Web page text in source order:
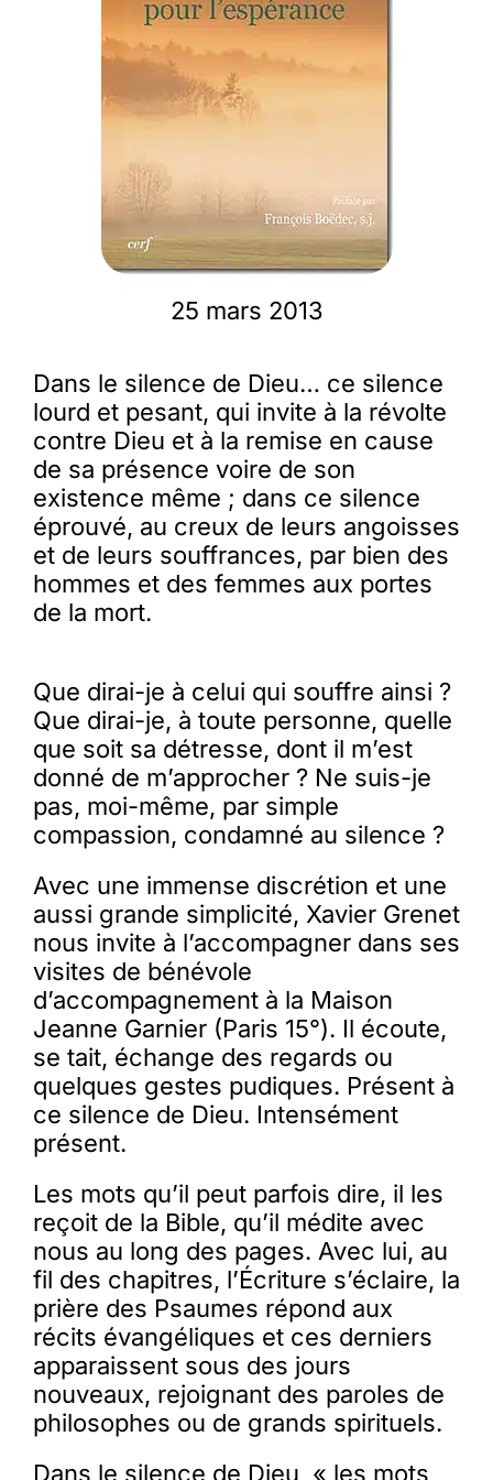
Membres
Nous soutenir
25 mars 2013
Dans le silence de Dieu… ce silence
lourd et pesant, qui invite à la révolte
contre Dieu et à la remise en cause
de sa présence voire de son
existence même ; dans ce silence
éprouvé, au creux de leurs angoisses
et de leurs souffrances, par bien des
hommes et des femmes aux portes
de la mort.
Que dirai-je à celui qui souffre ainsi ?
Que dirai-je, à toute personne, quelle
que soit sa détresse, dont il m’est
donné de m’approcher ? Ne suis-je
pas, moi-même, par simple
compassion, condamné au silence ?
Avec une immense discrétion et une
aussi grande simplicité, Xavier Grenet
nous invite à l’accompagner dans ses
visites de bénévole
d’accompagnement à la Maison
Jeanne Garnier (Paris 15°). Il écoute,
se tait, échange des regards ou
quelques gestes pudiques. Présent à
ce silence de Dieu. Intensément
présent.
Les mots qu’il peut parfois dire, il les
reçoit de la Bible, qu’il médite avec
nous au long des pages. Avec lui, au
fil des chapitres, l’Écriture s’éclaire, la
prière des Psaumes répond aux
récits évangéliques et ces derniers
apparaissent sous des jours
nouveaux, rejoignant des paroles de
philosophes ou de grands spirituels.
Dans le silence de Dieu, « les mots